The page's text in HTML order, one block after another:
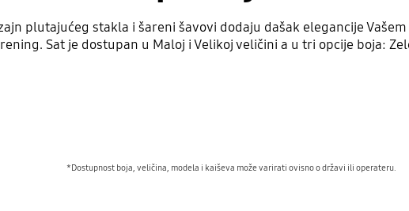
plutajućeg stakla i šareni šavovi dodaju dašak elegancije
Sat je dostupan u Maloj i Velikoj veličini a u tri opcije boja:
*Dostupnost boja, veličina, modela i kaiševa može varirati ovisno o državi ili operateru.